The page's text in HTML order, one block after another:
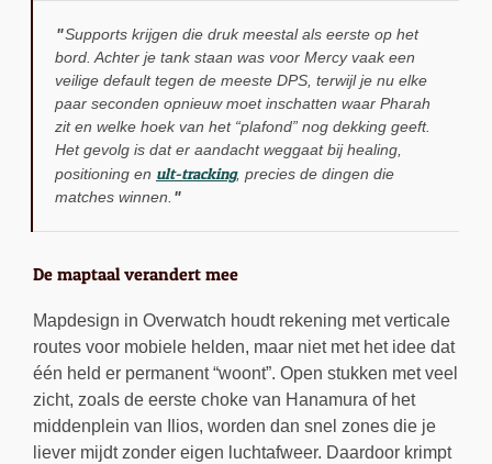
Supports krijgen die druk meestal als eerste op het
bord. Achter je tank staan was voor Mercy vaak een
veilige default tegen de meeste DPS, terwijl je nu elke
paar seconden opnieuw moet inschatten waar Pharah
zit en welke hoek van het “plafond” nog dekking geeft.
Het gevolg is dat er aandacht weggaat bij healing,
positioning en ult-tracking, precies de dingen die
matches winnen.
De maptaal verandert mee
Mapdesign in Overwatch houdt rekening met verticale
routes voor mobiele helden, maar niet met het idee dat
één held er permanent “woont”. Open stukken met veel
zicht, zoals de eerste choke van Hanamura of het
middenplein van Ilios, worden dan snel zones die je
liever mijdt zonder eigen luchtafweer. Daardoor krimpt